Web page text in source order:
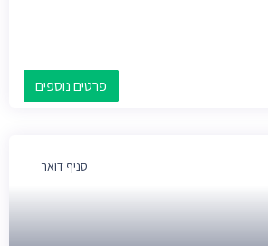
פרטים נוספים
סניף דואר